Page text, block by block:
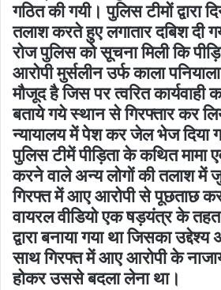
गठित की गयी। पुलिस टीमों द्वारा
तलाश करते हुए लगातार दबिश दी
रोज पुलिस को सूचना मिली कि
आरोपी मुर्सलीन उर्फ काला
मौजूद है जिस पर त्वरित
बताये गये स्थान से गिरफ्तार कर
न्यायालय में पेश कर जेल भेज दिया
पुलिस टीमें पीड़िता के कथित मामा
करने वाले अन्य लोगों की तलाश में
गिरफ्त में आए आरोपी से पूछताछ
वायरल वीडियो एक षड़यंत्र के तहत
द्वारा बनाया गया था जिसका
साथ गिरफ्त में आए आरोपी के
होकर उससे बदला लेना था।